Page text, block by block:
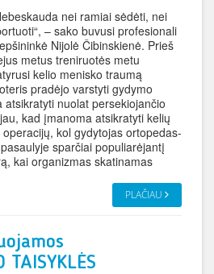
nei ramiai sėdėti, nei
– sako buvusi profesionali
Nijolė Čibinskienė. Prieš
metus treniruotės metu
kelio menisko traumą
pradėjo varstyti gydymo
nuolat persekiojančio
kad įmanoma atsikratyti kelių
kol gydytojas ortopedas-
sparčiai populiarėjantį
kai organizmas skatinamas
PLAČIAU
TAISYKLĖS